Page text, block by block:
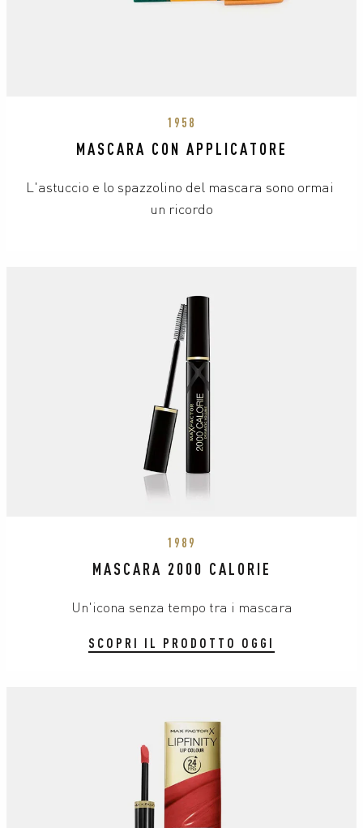
1958
MASCARA CON APPLICATORE
L'astuccio e lo spazzolino del mascara sono ormai
un ricordo
1989
MASCARA 2000 CALORIE
Un'icona senza tempo tra i mascara
SCOPRI IL PRODOTTO OGGI